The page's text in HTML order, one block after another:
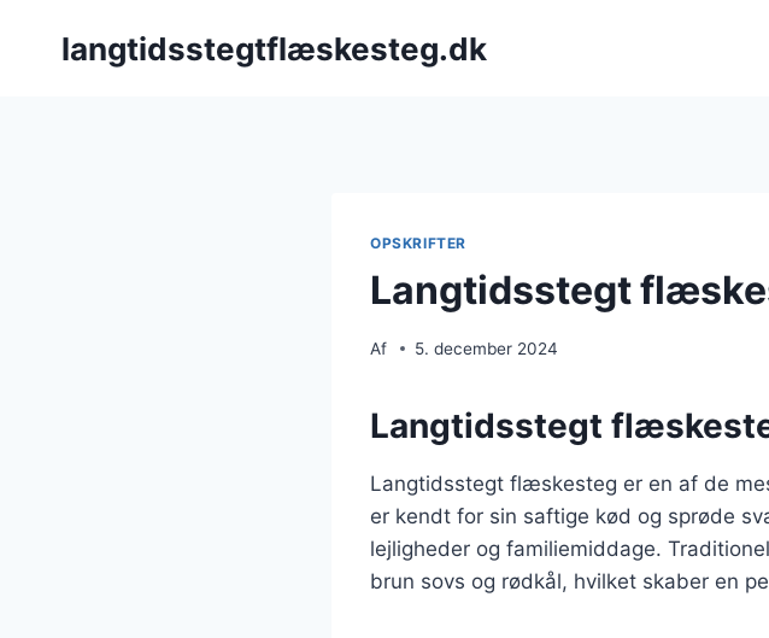
langtidsstegtflæskesteg.dk
OPSKRIFTER
Langtidsstegt
Af 5. december 2024
Langtidsstegt
Langtidsstegt flæskesteg er en af de
er kendt for sin saftige kød og sprøde
lejligheder og familiemiddage.
brun sovs og rødkål, hvilket skaber en